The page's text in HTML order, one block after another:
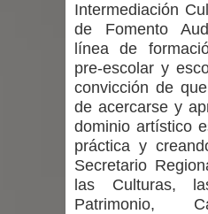
Intermediación
de Fomento
línea de
pre-escolar y
convicción de
de acercarse y
dominio artístico
práctica y
Secretario
las Culturas,
Patrimonio,